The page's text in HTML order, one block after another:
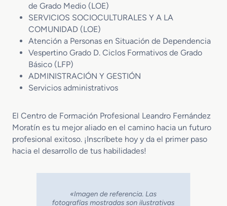
de Grado Medio (LOE)
SERVICIOS SOCIOCULTURALES Y A LA
COMUNIDAD (LOE)
Atención a Personas en Situación de Dependencia
Vespertino Grado D. Ciclos Formativos de Grado
Básico (LFP)
ADMINISTRACIÓN Y GESTIÓN
Servicios administrativos
El Centro de Formación Profesional Leandro Fernández
Moratín es tu mejor aliado en el camino hacia un futuro
profesional exitoso. ¡Inscríbete hoy y da el primer paso
hacia el desarrollo de tus habilidades!